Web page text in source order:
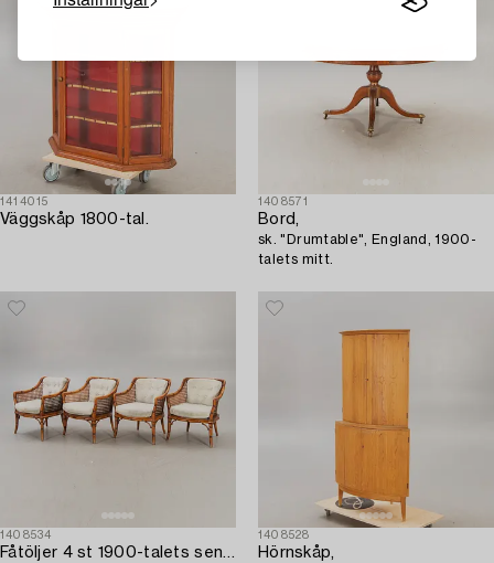
1414015
Väggskåp 1800-tal.
1408571
Bord,
sk. "Drumtable", England, 1900-
talets mitt.
1408534
Fåtöljer 4 st 1900-talets senare del.
1408528
Hörnskåp,